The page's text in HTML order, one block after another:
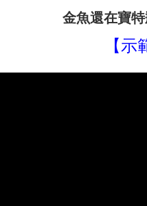
金魚還在寶
【示